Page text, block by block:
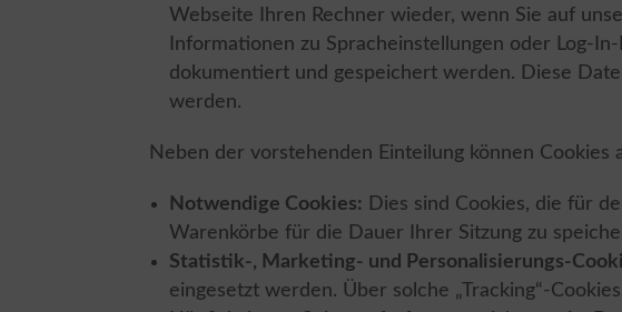
Webseite Ihren Rechner wieder, wenn Sie auf
Informationen zu Spracheinstellungen oder Log-
dokumentiert und gespeichert werden. Diese
werden.
Neben der vorstehenden Einteilung können
Notwendige Cookies: Dies sind Cookies, die für
Warenkörbe für die Dauer Ihrer Sitzung zu
Statistik-, Marketing- und Personalisierungs-
eingesetzt werden. Über solche „Tracking“-